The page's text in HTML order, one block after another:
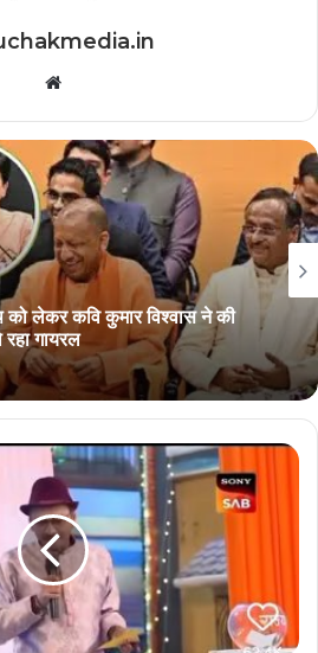
Website
को लेकर कवि कुमार विश्वास ने की
रहा गायरल
कुमार शुक्ल को अर्पित की
में आयोजित कवि सम्मेलन हुआ स्थगित